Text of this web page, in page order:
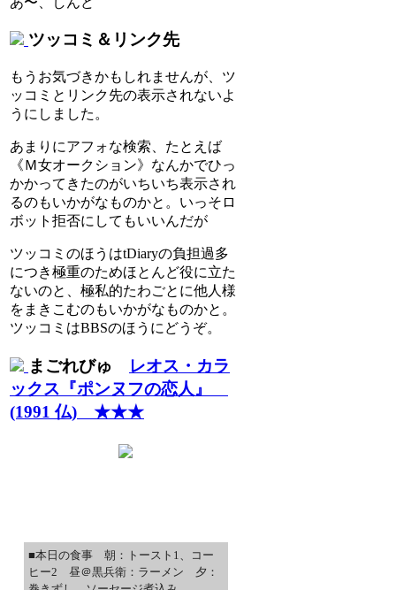
ツッコミ＆リンク先
もうお気づきかもしれませんが、ツ
ッコミとリンク先の表示されないよ
うにしました。
あまりにアフォな検索、たとえば
《Ｍ女オークション》なんかでひっ
かかってきたのがいちいち表示され
るのもいかがなものかと。いっそロ
ボット拒否にしてもいいんだが
ツッコミのほうはtDiaryの負担過多
につき極重のためほとんど役に立た
ないのと、極私的たわごとに他人様
をまきこむのもいかがなものかと。
ツッコミはBBSのほうにどうぞ。
まごれびゅ
レオス・カラ
ックス『ポンヌフの恋人』
(1991 仏) ★★★
■本日の食事 朝：トースト1、コー
ヒー2 昼＠黒兵衛：ラーメン 夕：